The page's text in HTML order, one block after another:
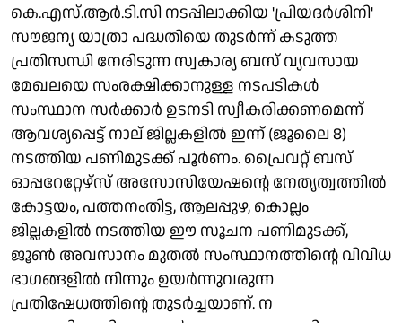
കെ.എസ്.ആർ.ടി.സി നടപ്പിലാക്കിയ 'പ്രിയദർശിനി'
സൗജന്യ യാത്രാ പദ്ധതിയെ തുടർന്ന് കടുത്ത
പ്രതിസന്ധി നേരിടുന്ന സ്വകാര്യ ബസ് വ്യവസായ
മേഖലയെ സംരക്ഷിക്കാനുള്ള നടപടികൾ
സംസ്ഥാന സർക്കാർ ഉടനടി സ്വീകരിക്കണമെന്ന്
ആവശ്യപ്പെട്ട് നാല് ജില്ലകളിൽ ഇന്ന് (ജൂലൈ 8)
നടത്തിയ പണിമുടക്ക് പൂ‌ർണം. പ്രൈവറ്റ് ബസ്
ഓപ്പറേറ്റേഴ്സ് അസോസിയേഷന്റെ നേതൃത്വത്തിൽ
കോട്ടയം, പത്തനംതിട്ട, ആലപ്പുഴ, കൊല്ലം
ജില്ലകളിൽ നടത്തിയ ഈ സൂചന പണിമുടക്ക്,
ജൂൺ അവസാനം മുതൽ സംസ്ഥാനത്തിന്റെ വിവിധ
ഭാ​ഗങ്ങളിൽ നിന്നും ഉയർന്നുവരുന്ന
പ്രതിഷേധത്തിന്റെ തുടർച്ചയാണ്. ന​